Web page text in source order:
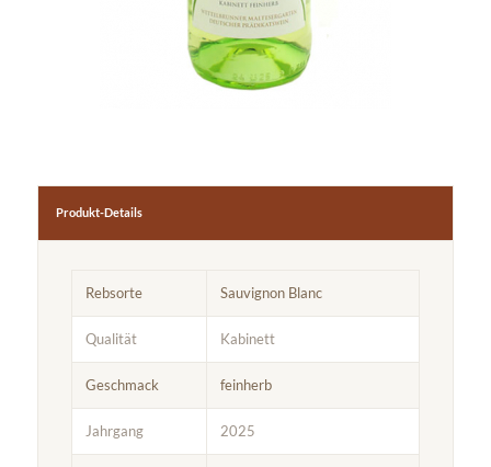
Produkt-Details
Rebsorte Sauvignon Blanc
Qualität Kabinett
Geschmack feinherb
Jahrgang 2025